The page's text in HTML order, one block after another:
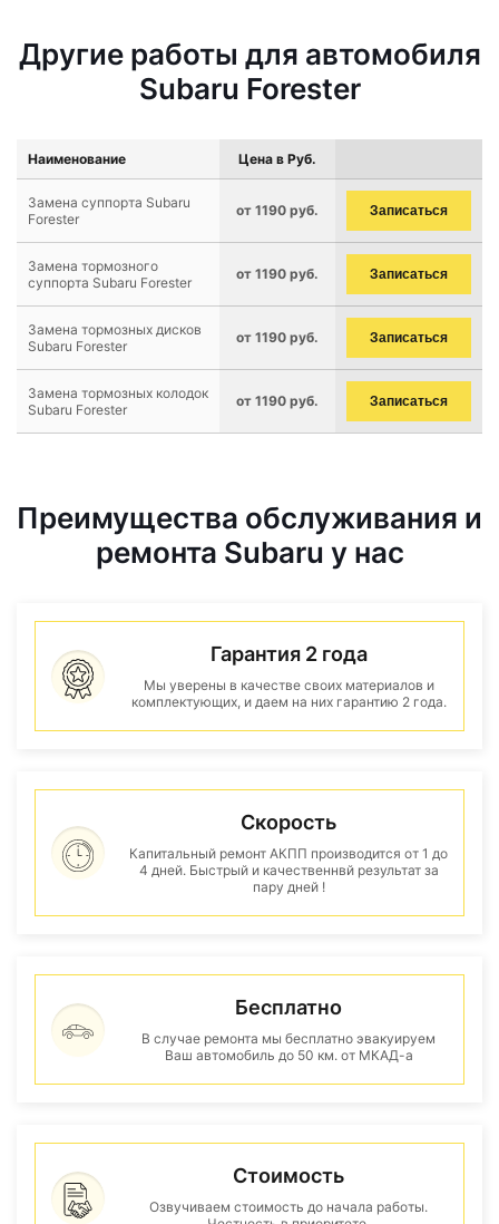
Другие работы для автомобиля
Subaru Forester
Наименование Цена в Руб.
Замена суппорта Subaru
Forester
от 1190 руб. Записаться
Замена тормозного
суппорта Subaru Forester
от 1190 руб. Записаться
Замена тормозных дисков
Subaru Forester
от 1190 руб. Записаться
Замена тормозных колодок
Subaru Forester
от 1190 руб. Записаться
Преимущества обслуживания и
ремонта Subaru у нас
Гарантия 2 года
Мы уверены в качестве своих материалов и
комплектующих, и даем на них гарантию 2 года.
Скорость
Капитальный ремонт АКПП производится от 1 до
4 дней. Быстрый и качественнвй результат за
пару дней !
Бесплатно
В случае ремонта мы бесплатно эвакуируем
Ваш автомобиль до 50 км. от МКАД-а
Стоимость
Озвучиваем стоимость до начала работы.